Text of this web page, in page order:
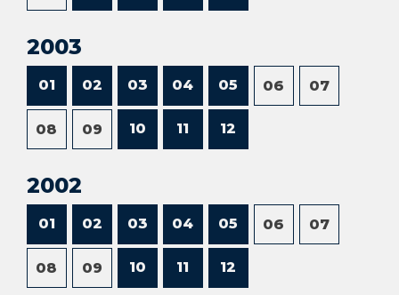
2003
01 02 03 04 05 06 07
08 09 10 11 12
2002
01 02 03 04 05 06 07
08 09 10 11 12